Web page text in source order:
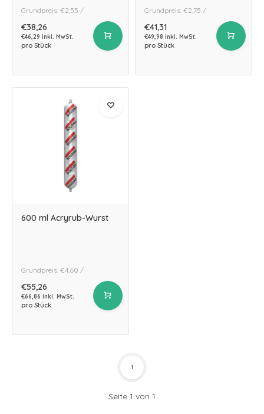
Grundpreis: €2,55 /
€38,26
€46,29 Inkl. MwSt.
pro Stück
Grundpreis: €2,75 /
€41,31
€49,98 Inkl. MwSt.
pro Stück
600 ml Acryrub-Wurst
Grundpreis: €4,60 /
€55,26
€66,86 Inkl. MwSt.
pro Stück
Seite 1 von 1
1